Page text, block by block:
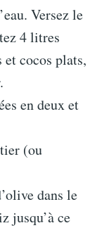
Versez le
4 litres
cocos plats,
en deux et
(ou
dans le
jusqu’à ce